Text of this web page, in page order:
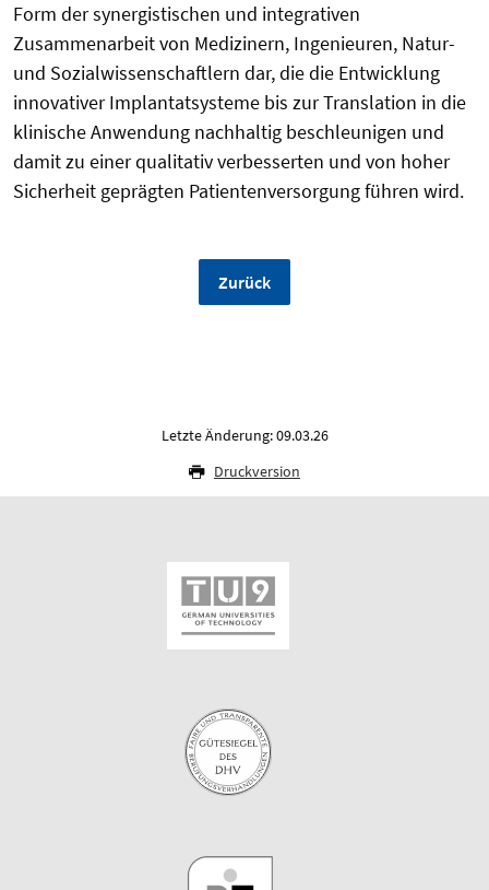
Form der synergistischen und integrativen
Zusammenarbeit von Medizinern, Ingenieuren, Natur-
und Sozialwissenschaftlern dar, die die Entwicklung
innovativer Implantatsysteme bis zur Translation in die
klinische Anwendung nachhaltig beschleunigen und
damit zu einer qualitativ verbesserten und von hoher
Sicherheit geprägten Patientenversorgung führen wird.
Zurück
Letzte Änderung: 09.03.26
Druckversion